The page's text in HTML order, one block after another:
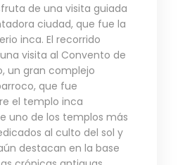
de una visita guiada
ciudad, que fue la
inca. El recorrido
visita al Convento de
un gran complejo
que fue
el templo inca
uno de los templos más
al culto del sol y
destacan en la base